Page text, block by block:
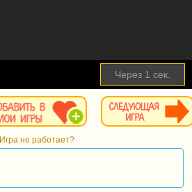
Через 1 сек.
Игра не работает?